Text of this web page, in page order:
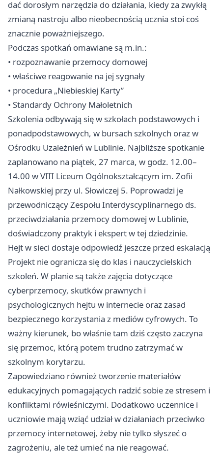
dać dorosłym narzędzia do działania, kiedy za zwykłą
zmianą nastroju albo nieobecnością ucznia stoi coś
znacznie poważniejszego.
Podczas spotkań omawiane są m.in.:
• rozpoznawanie przemocy domowej
• właściwe reagowanie na jej sygnały
• procedura „Niebieskiej Karty”
• Standardy Ochrony Małoletnich
Szkolenia odbywają się w szkołach podstawowych i
ponadpodstawowych, w bursach szkolnych oraz w
Ośrodku Uzależnień w Lublinie. Najbliższe spotkanie
zaplanowano na piątek, 27 marca, w godz. 12.00–
14.00 w VIII Liceum Ogólnokształcącym im. Zofii
Nałkowskiej przy ul. Słowiczej 5. Poprowadzi je
przewodniczący Zespołu Interdyscyplinarnego ds.
przeciwdziałania przemocy domowej w Lublinie,
doświadczony praktyk i ekspert w tej dziedzinie.
Hejt w sieci dostaje odpowiedź jeszcze przed eskalacją
Projekt nie ogranicza się do klas i nauczycielskich
szkoleń. W planie są także zajęcia dotyczące
cyberprzemocy, skutków prawnych i
psychologicznych hejtu w internecie oraz zasad
bezpiecznego korzystania z mediów cyfrowych. To
ważny kierunek, bo właśnie tam dziś często zaczyna
się przemoc, którą potem trudno zatrzymać w
szkolnym korytarzu.
Zapowiedziano również tworzenie materiałów
edukacyjnych pomagających radzić sobie ze stresem i
konfliktami rówieśniczymi. Dodatkowo uczennice i
uczniowie mają wziąć udział w działaniach przeciwko
przemocy internetowej, żeby nie tylko słyszeć o
zagrożeniu, ale też umieć na nie reagować.